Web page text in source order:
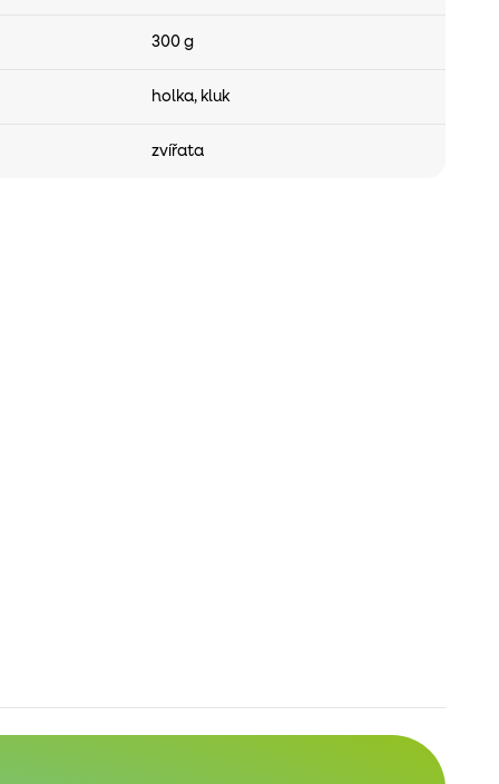
300 g
holka, kluk
zvířata